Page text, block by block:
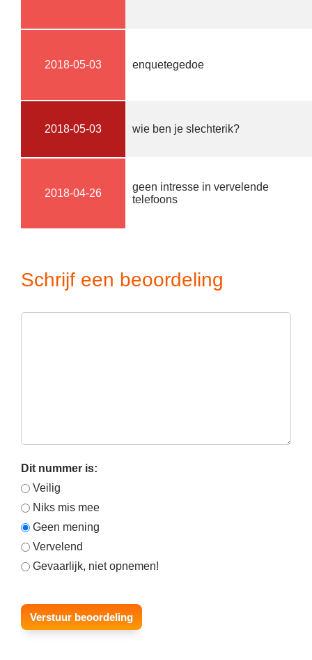
2018-05-03 enquetegedoe
2018-05-03 wie ben je slechterik?
2018-04-26
geen intresse in vervelende
telefoons
Schrijf een beoordeling
Dit nummer is:
Veilig
Niks mis mee
Geen mening
Vervelend
Gevaarlijk, niet opnemen!